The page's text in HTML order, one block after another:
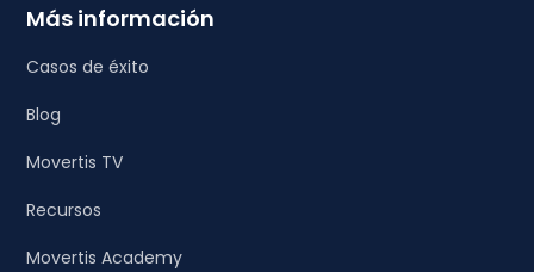
Más información
Casos de éxito
Blog
Movertis TV
Recursos
Movertis Academy